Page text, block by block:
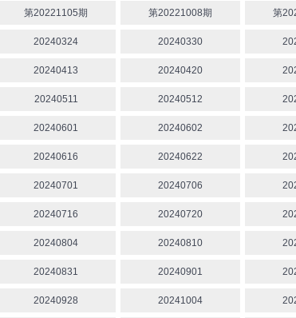
第20221105期 第20221008期 第
20240324 20240330
20240413 20240420
20240511 20240512
20240601 20240602
20240616 20240622
20240701 20240706
20240716 20240720
20240804 20240810
20240831 20240901
20240928 20241004